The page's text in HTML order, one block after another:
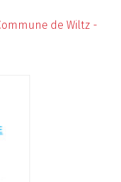
de Wiltz -